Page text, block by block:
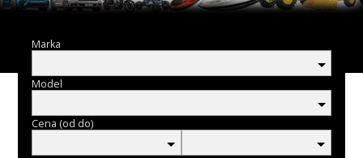
Marka
Model
Cena (od do)